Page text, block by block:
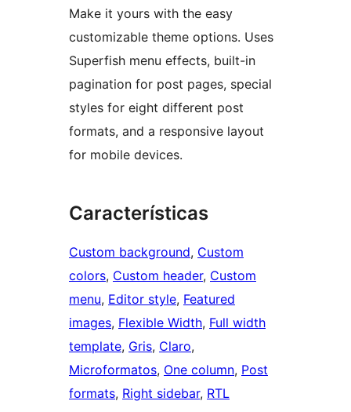
Make it yours with the easy
customizable theme options. Uses
Superfish menu effects, built-in
pagination for post pages, special
styles for eight different post
formats, and a responsive layout
for mobile devices.
Características
Custom background, Custom
colors, Custom header, Custom
menu, Editor style, Featured
images, Flexible Width, Full width
template, Gris, Claro
Microformatos, One column, Post
formats, Right sidebar, RTL